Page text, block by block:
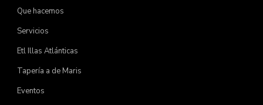
Que hacemos
Servicios
Etl Illas Atlánticas
Tapería a de Maris
Eventos